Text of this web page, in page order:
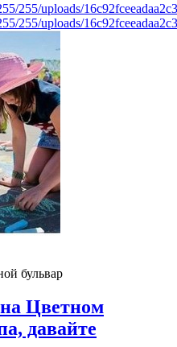
255/uploads/
255/uploads/
бульвар
Цветном
давайте